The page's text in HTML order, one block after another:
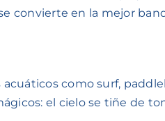
convierte en la mejor
como surf,
el cielo se tiñe de